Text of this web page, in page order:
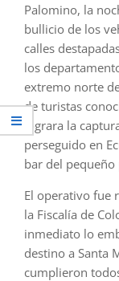
Palomino, la
bullicio de los
calles
los
extremo norte
de turistas
lograra la
perseguido en
bar del pequeño
El operativo fue
la Fiscalía de
inmediato lo
destino a Santa
cumplieron